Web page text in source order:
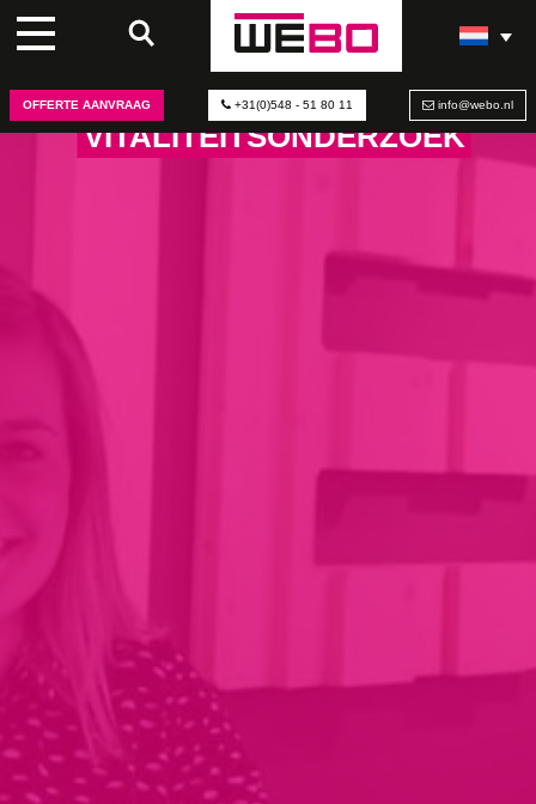
OFFERTE AANVRAAG +31(0)548 - 51 80 11 info@webo.nl
VAN CORPORATE
BRANDING NAAR
VITALITEITSONDERZOEK